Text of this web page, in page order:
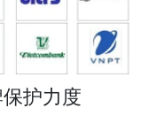
护力度